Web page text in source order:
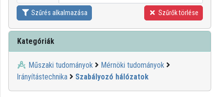
Közreműködők
Szűrés alkalmazása Szűrők törlése
Kategóriák
Műszaki tudományok
Mérnöki tudományok
Irányítástechnika
Szabályozó hálózatok